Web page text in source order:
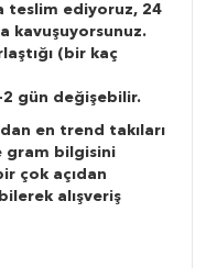
teslim ediyoruz, 24
kavuşuyorsunuz.
(bir kaç
gün değişebilir.
en trend takıları
gram bilgisini
çok açıdan
alışveriş